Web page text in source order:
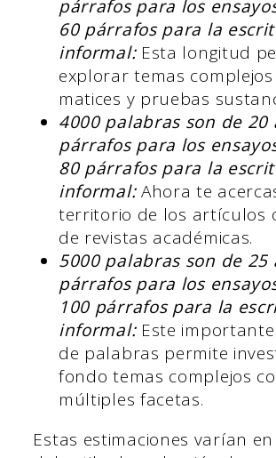
párrafos para los
60 párrafos para la
informal: Esta longitud
explorar temas complejos
matices y pruebas
4000 palabras son de 20
párrafos para los
80 párrafos para la
informal:Ahora te
territorio de los artículos
de revistas académicas.
5000 palabras son de 25
párrafos para los
100 párrafos para la
informal: Este
de palabras permite
fondo temas complejos
múltiples facetas.
Estas estimaciones varían